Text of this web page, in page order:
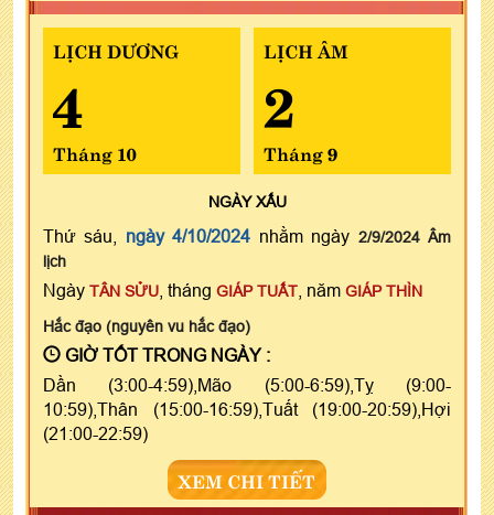
LỊCH DƯƠNG
4
Tháng 10
LỊCH ÂM
2
Tháng 9
NGÀYXẤU
Thứ sáu, ngày 4/10/2024 nhằm ngày 2/9/2024 Âm
lịch
Ngày TÂN SỬU , tháng GIÁP TUẤT , năm GIÁP THÌN
Hắc đạo (nguyên vu hắc đạo)
GIỜ TỐT TRONG NGÀY :
Dần (3:00-4:59),Mão (5:00-6:59),Tỵ (9:00-
10:59),Thân (15:00-16:59),Tuất (19:00-20:59),Hợi
(21:00-22:59)
XEM CHI TIẾT